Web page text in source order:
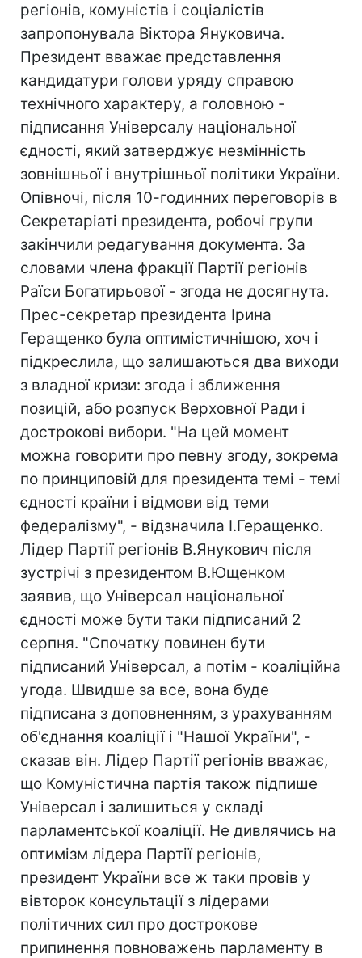
регіонів, комуністів і соціалістів
запропонувала Віктора Януковича.
Президент вважає представлення
кандидатури голови уряду справою
технічного характеру, а головною -
підписання Універсалу національної
єдності, який затверджує незмінність
зовнішньої і внутрішньої політики України.
Опівночі, після 10-годинних переговорів в
Секретаріаті президента, робочі групи
закінчили редагування документа. За
словами члена фракції Партії регіонів
Раїси Богатирьової - згода не досягнута.
Прес-секретар президента Ірина
Геращенко була оптимістичнішою, хоч і
підкреслила, що залишаються два виходи
з владної кризи: згода і зближення
позицій, або розпуск Верховної Ради і
дострокові вибори. "На цей момент
можна говорити про певну згоду, зокрема
по принциповій для президента темі - темі
єдності країни і відмови від теми
федералізму", - відзначила І.Геращенко.
Лідер Партії регіонів В.Янукович після
зустрічі з президентом В.Ющенком
заявив, що Універсал національної
єдності може бути таки підписаний 2
серпня. "Спочатку повинен бути
підписаний Універсал, а потім - коаліційна
угода. Швидше за все, вона буде
підписана з доповненням, з урахуванням
об'єднання коаліції і "Нашої України", -
сказав він. Лідер Партії регіонів вважає,
що Комуністична партія також підпише
Універсал і залишиться у складі
парламентської коаліції. Не дивлячись на
оптимізм лідера Партії регіонів,
президент України все ж таки провів у
вівторок консультації з лідерами
політичних сил про дострокове
припинення повноважень парламенту в